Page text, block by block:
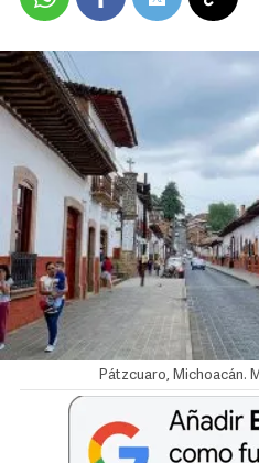
Pátzcuaro, Michoacán.